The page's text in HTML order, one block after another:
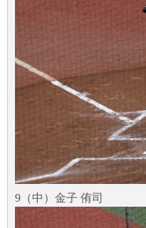
9（中）金子 侑司